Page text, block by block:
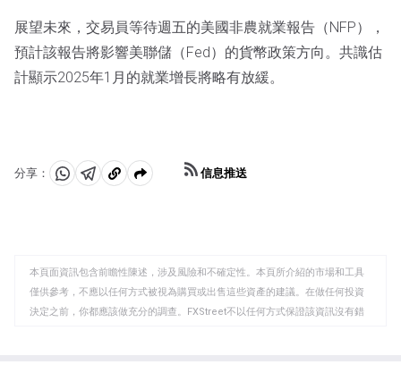
展望未來，交易員等待週五的美國非農就業報告（NFP），
預計該報告將影響美聯儲（Fed）的貨幣政策方向。共識估
計顯示2025年1月的就業增長將略有放緩。
分享：
分 分 複
板
信息推送
本頁面資訊包含前瞻性陳述，涉及風險和不確定性。本頁所介紹的市場和工具
僅供參考，不應以任何方式被視為購買或出售這些資產的建議。在做任何投資
決定之前，你都應該做充分的調查。FXStreet不以任何方式保證該資訊沒有錯